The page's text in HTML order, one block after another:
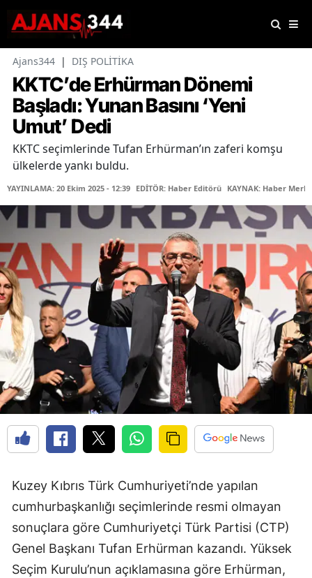
Ajans344 | DIŞ POLİTİKA
KKTC’de Erhürman Dönemi
Başladı: Yunan Basını ‘Yeni
Umut’ Dedi
KKTC seçimlerinde Tufan Erhürman’ın zaferi komşu
ülkelerde yankı buldu.
YAYINLAMA: 20 Ekim 2025 - 12:39 EDİTÖR: Haber Editörü KAYNAK: Haber
Kuzey Kıbrıs Türk Cumhuriyeti’nde yapılan
cumhurbaşkanlığı seçimlerinde resmi olmayan
sonuçlara göre Cumhuriyetçi Türk Partisi (CTP)
Genel Başkanı Tufan Erhürman kazandı. Yüksek
Seçim Kurulu’nun açıklamasına göre Erhürman,